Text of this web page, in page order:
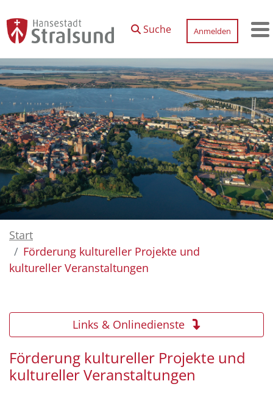
Suche
Anmelden
Start
Förderung kultureller Projekte und
kultureller Veranstaltungen
Links & Onlinedienste
Förderung kultureller Projekte und
kultureller Veranstaltungen